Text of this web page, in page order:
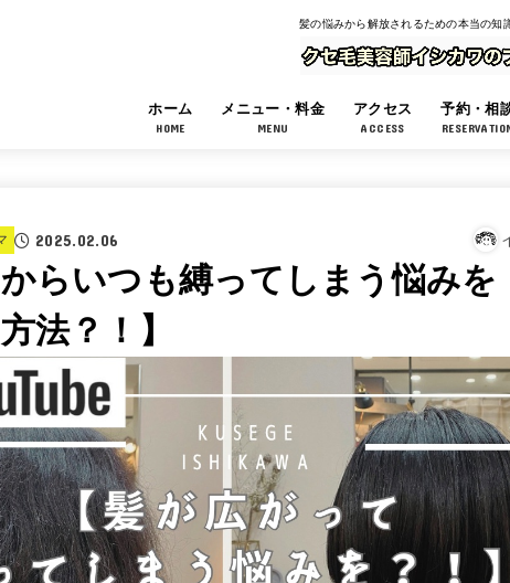
髪の悩みから解放されるための本当の知
ホーム
HOME
メニュー・料金
MENU
アクセス
ACCESS
予約・相
2025.02.06
らいつも縛ってしまう悩みを
法？！】